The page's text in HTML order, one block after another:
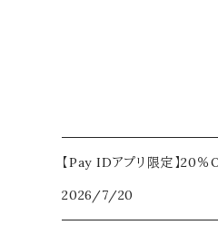
【Pay IDアプリ限定】20％
2026/7/20